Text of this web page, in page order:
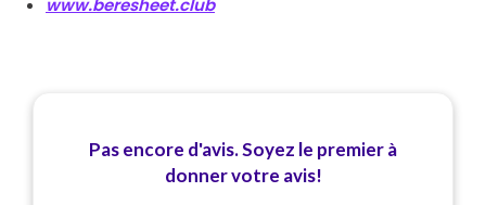
www.beresheet.club
Pas encore d'avis. Soyez le premier à
donner votre avis!